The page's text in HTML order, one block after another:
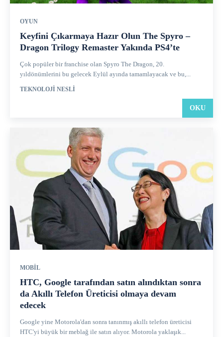
OYUN
Keyfini Çıkarmaya Hazır Olun The Spyro –
Dragon Trilogy Remaster Yakında PS4’te
Çok popüler bir franchise olan Spyro The Dragon, 20.
yıldönümlerini bu gelecek Eylül ayında tamamlayacak ve bu,...
TEKNOLOJI NESLI
OKU
MOBIL
HTC, Google tarafından satın alındıktan sonra
da Akıllı Telefon Üreticisi olmaya devam
edecek
Google yine Motorola'dan sonra tanınmış akıllı telefon üreticisi
HTC'yi büyük bir meblağ ile satın alıyor. Motorola yaklaşık...